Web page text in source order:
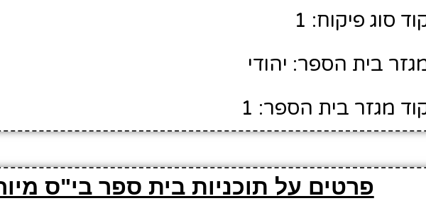
סוג פיקוח: 1
בית הספר: יהודי
מגזר בית הספר: 1
פרטים על תוכניות בית ספר בי"ס